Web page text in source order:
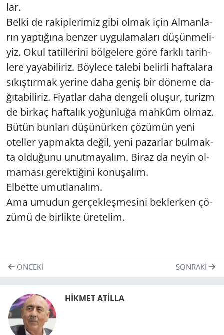
lar.
Belki de ra­kip­le­ri­miz gibi olmak için Al­man­la­
rın yap­tı­ğı­na ben­zer uy­gu­la­ma­la­rı dü­şün­me­li­
yiz. Okul ta­til­le­ri­ni böl­ge­le­re göre fark­lı ta­rih­
le­re ya­ya­bi­li­riz. Böy­le­ce ta­le­bi be­lir­li haf­ta­la­ra
sı­kış­tır­mak ye­ri­ne daha geniş bir dö­ne­me da­
ğı­ta­bi­li­riz. Fi­yat­lar daha den­ge­li olu­şur, tu­rizm
de bir­kaç haf­ta­lık yo­ğun­lu­ğa mah­kûm olmaz.
Bütün bun­la­rı dü­şü­nür­ken çö­zü­mün yeni
otel­ler yap­mak­ta değil, yeni pa­zar­lar bul­mak­
ta ol­du­ğu­nu unut­ma­ya­lım. Biraz da neyin ol­
ma­ma­sı ge­rek­ti­ği­ni ko­nu­şa­lım.
El­bet­te umut­la­na­lım.
Ama umu­dun ger­çek­leş­me­si­ni bek­ler­ken çö­
zü­mü de bir­lik­te üre­te­lim.
ÖNCEKI SONRAKI
HİKMET ATİLLA